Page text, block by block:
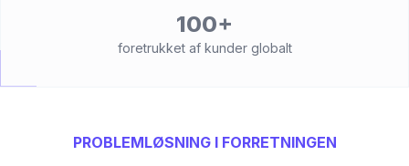
100+
foretrukket af kunder globalt
PROBLEMLØSNING I FORRETNINGEN